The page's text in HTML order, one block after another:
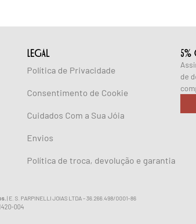
lEGAL
Política de Privacidade
Consentimento de Cookie
Cuidados Com a Sua Jóia
Envios
Política de troca, devolução e garantia
5%
de
| E. S. PARPINELLI JOIAS LTDA – 36.266.498/0001-86
004